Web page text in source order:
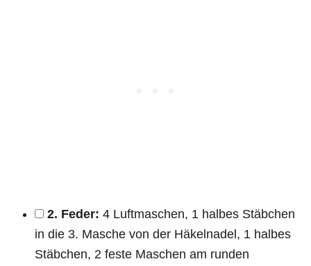
2. Feder: 4 Luftmaschen, 1 halbes Stäbchen
in die 3. Masche von der Häkelnadel, 1 halbes
Stäbchen, 2 feste Maschen am runden